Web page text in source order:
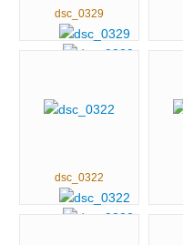
dsc_0329
dsc_0322